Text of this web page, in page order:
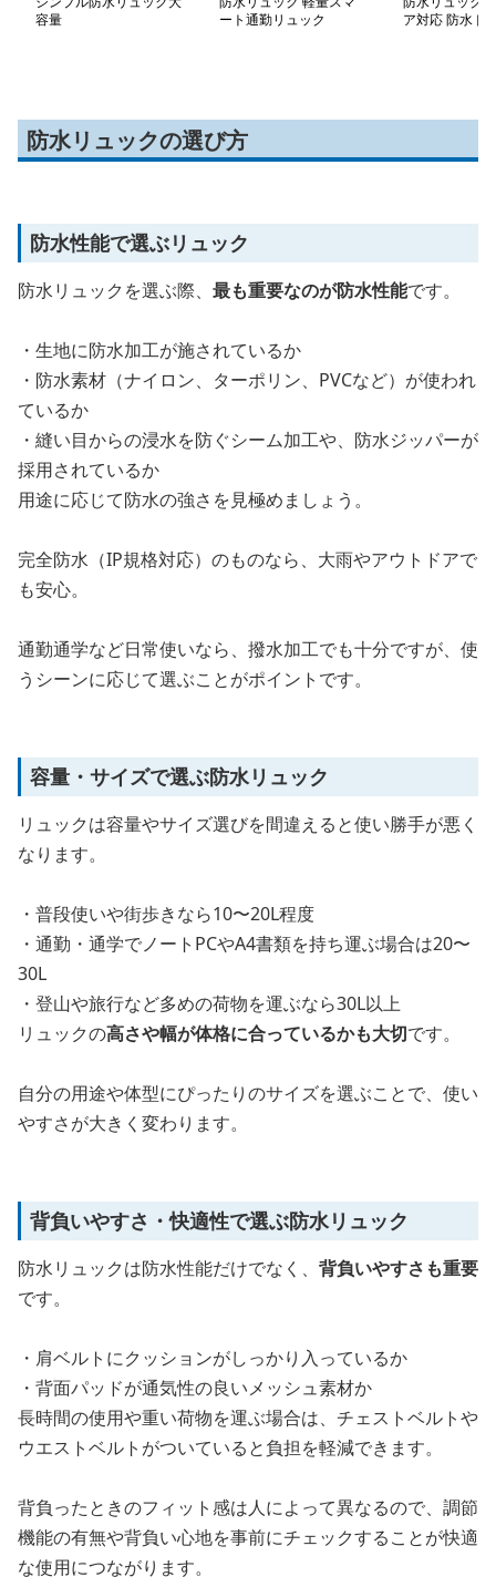
容量
ート通勤リュック
ア対応 防水ド
防水リュックの選び方
防水性能で選ぶリュック
防水リュックを選ぶ際、 最も重要なのが防水性能です。
・生地に防水加工が施されているか
・防水素材（ナイロン、ターポリン、PVCなど）が使われ
ているか
・縫い目からの浸水を防ぐシーム加工や、防水ジッパーが
採用されているか
用途に応じて防水の強さを見極めましょう。
完全防水（IP規格対応）のものなら、大雨やアウトドアで
も安心。
通勤通学など日常使いなら、撥水加工でも十分ですが、使
うシーンに応じて選ぶことがポイントです。
容量・サイズで選ぶ防水リュック
リュックは容量やサイズ選びを間違えると使い勝手が悪く
なります。
・普段使いや街歩きなら10〜20L程度
・通勤・通学でノートPCやA4書類を持ち運ぶ場合は20〜
30L
・登山や旅行など多めの荷物を運ぶなら30L以上
リュックの高さや幅が体格に合っているかも大切です。
自分の用途や体型にぴったりのサイズを選ぶことで、使い
やすさが大きく変わります。
背負いやすさ・快適性で選ぶ防水リュック
防水リュックは防水性能だけでなく、 背負いやすさも重要
です。
・肩ベルトにクッションがしっかり入っているか
・背面パッドが通気性の良いメッシュ素材か
長時間の使用や重い荷物を運ぶ場合は、チェストベルトや
ウエストベルトがついていると負担を軽減できます。
背負ったときのフィット感は人によって異なるので、調節
機能の有無や背負い心地を事前にチェックすることが快適
な使用につながります。